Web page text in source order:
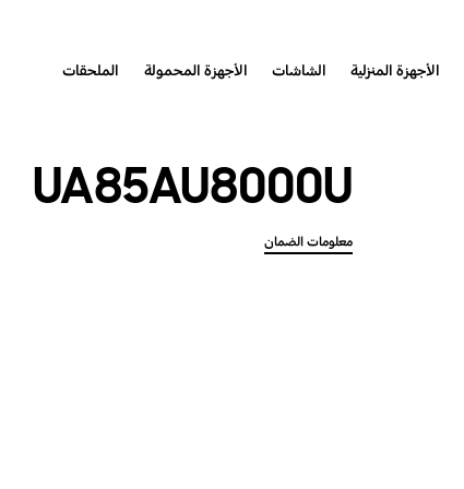
الأجهزة المنزلية الشاشات الأجهزة المحمولة الملحقات
UA85AU8000U
معلومات الضمان